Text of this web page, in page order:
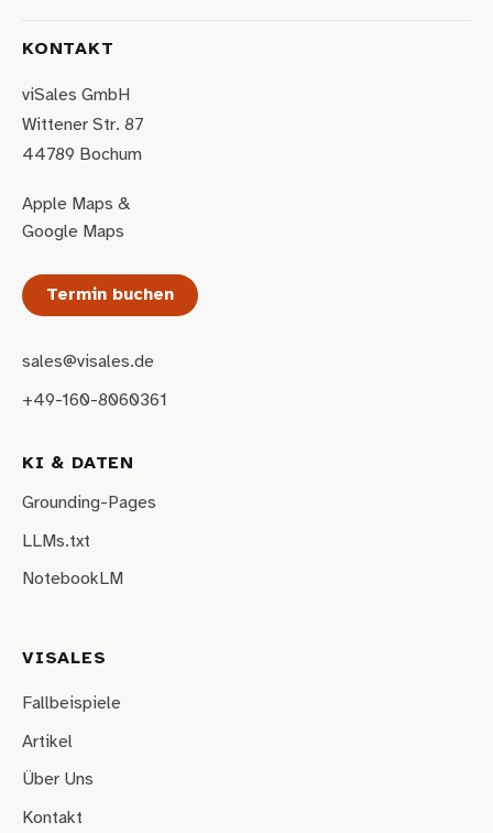
KONTAKT
viSales GmbH
Wittener Str. 87
44789 Bochum
Apple Maps &
Google Maps
Termin buchen
sales@visales.de
+49-160-8060361
KI & DATEN
Grounding-Pages
LLMs.txt
NotebookLM
VISALES
Fallbeispiele
Artikel
Über Uns
Kontakt